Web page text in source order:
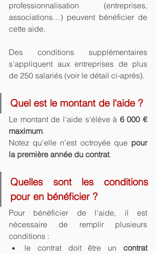
professionnalisation (entreprises,
associations…) peuvent bénéficier de
cette aide.
Des conditions supplémentaires
s'appliquent aux entreprises de plus
de 250 salariés (voir le détail ci-après).
Quel est le montant de l'aide ?
Le montant de l'aide s'élève à 6 000 €
maximum.
Notez qu'elle n'est octroyée que pour
la première année du contrat.
Quelles sont les conditions
pour en bénéficier ?
Pour bénéficier de l'aide, il est
nécessaire de remplir plusieurs
conditions :
le contrat doit être un contrat